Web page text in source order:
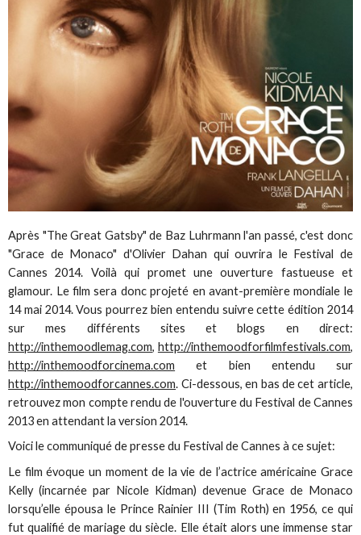
Après "The Great Gatsby" de Baz Luhrmann l'an passé, c'est donc
"Grace de Monaco" d'Olivier Dahan qui ouvrira le Festival de
Cannes 2014. Voilà qui promet une ouverture fastueuse et
glamour. Le film sera donc projeté en avant-première mondiale le
14 mai 2014. Vous pourrez bien entendu suivre cette édition 2014
sur mes différents sites et blogs en direct:
http://inthemoodlemag.com, http://inthemoodforfilmfestivals.com,
http://inthemoodforcinema.com et bien entendu sur
http://inthemoodforcannes.com. Ci-dessous, en bas de cet article,
retrouvez mon compte rendu de l'ouverture du Festival de Cannes
2013 en attendant la version 2014.
Voici le communiqué de presse du Festival de Cannes à ce sujet:
Le film évoque un moment de la vie de l’actrice américaine Grace
Kelly (incarnée par Nicole Kidman) devenue Grace de Monaco
lorsqu’elle épousa le Prince Rainier III (Tim Roth) en 1956, ce qui
fut qualifié de mariage du siècle. Elle était alors une immense star